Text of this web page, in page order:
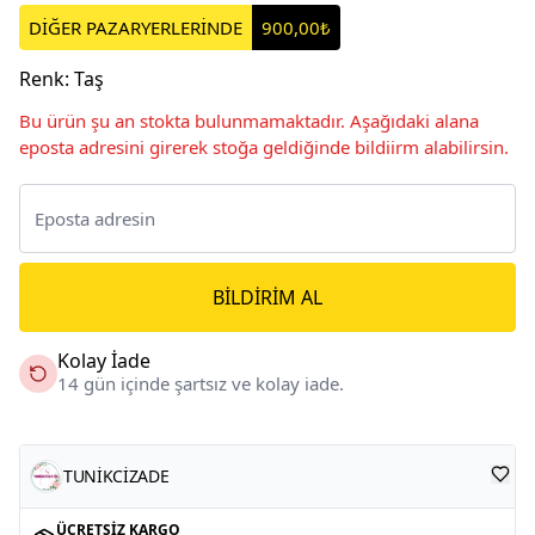
DİĞER PAZARYERLERİNDE 900,00₺
Renk: Taş
Bu ürün şu an stokta bulunmamaktadır. Aşağıdaki alana
eposta adresini girerek stoğa geldiğinde bildiirm alabilirsin.
BILDIRIM AL
Kolay İade
14 gün içinde şartsız ve kolay iade.
TUNİKCİZADE
ÜCRETSIZ KARGO